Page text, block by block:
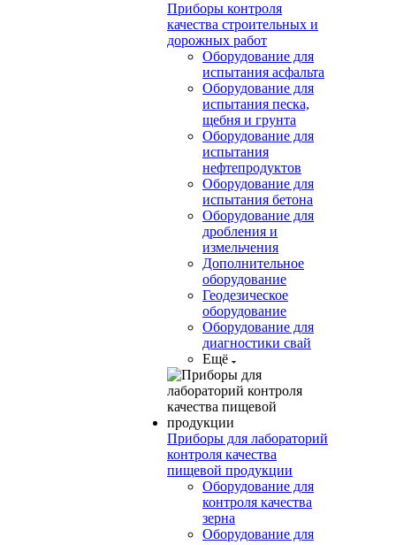
Приборы контроля
качества строительных и
дорожных работ
Оборудование для
испытания асфальта
Оборудование для
испытания песка,
щебня и грунта
Оборудование для
испытания
нефтепродуктов
Оборудование для
испытания бетона
Оборудование для
дробления и
измельчения
Дополнительное
оборудование
Геодезическое
оборудование
Оборудование для
диагностики свай
Ещё
Приборы для лабораторий
контроля качества
пищевой продукции
Оборудование для
контроля качества
зерна
Оборудование для